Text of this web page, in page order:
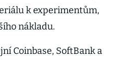
k experimentům,
nákladu.
Coinbase, SoftBank a